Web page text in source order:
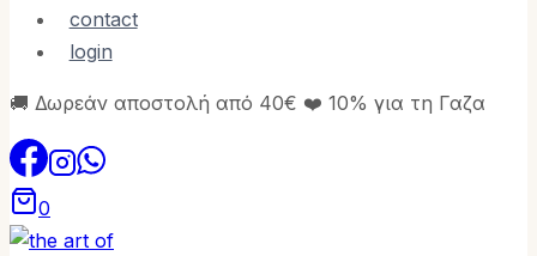
contact
login
🚚 Δωρεάν αποστολή από 40€ ❤️ 10% για τη Γαζα
0